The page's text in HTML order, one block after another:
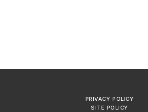
PRIVACY POLICY
SITE POLICY